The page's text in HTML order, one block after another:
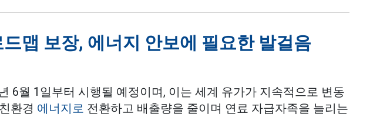
맵 보장, 에너지 안보에 필요한 발걸음
6월 1일부터 시행될 예정이며, 이는 세계 유가가 지속적으로 변동
환경 에너지로 전환하고 배출량을 줄이며 연료 자급자족을 늘리는